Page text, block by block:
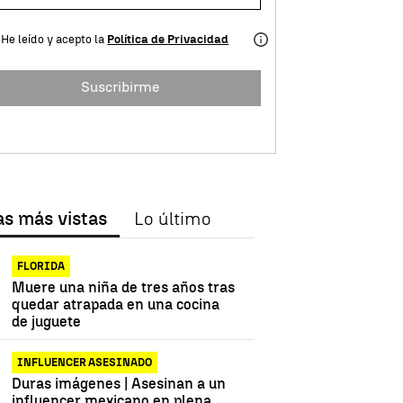
He leído y acepto la Política de Privacidad
Suscribirme
más vistas Lo último
FLORIDA
Muere una niña de tres años tras
quedar atrapada en una cocina
de juguete
INFLUENCER ASESINADO
Duras imágenes | Asesinan a un